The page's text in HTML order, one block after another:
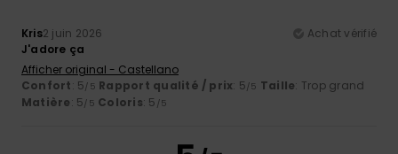
Kris2 juin 2026
Achat vérifié
J'adore ça
Afficher original - Castellano
Confort: 5/5 Rapport qualité / prix: 5/5 Taille: Trop grand
Matière: 5/5 Coloris: 5 /5